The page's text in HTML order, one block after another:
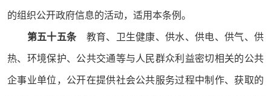
的组织公开政府信息的活动，适用本条例。
第五十五条教育、卫生健康、供水、供电、供气、供
热、环境保护、公共交通等与人民群众利益密切相关的公共
企事业单位，公开在提供社会公共服务过程中制作、获取的